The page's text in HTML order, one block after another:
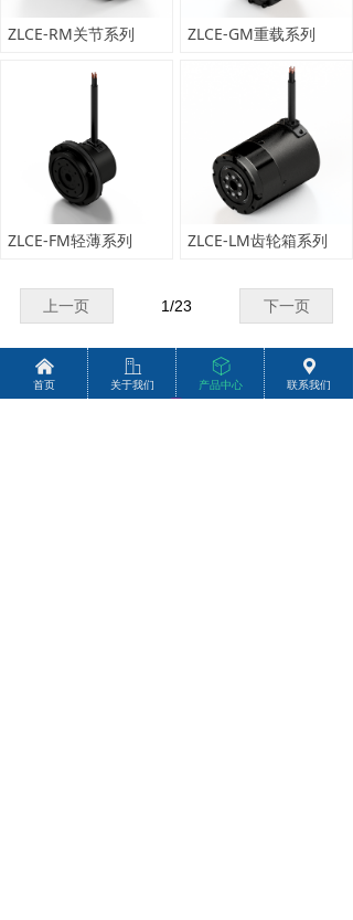
낀
首页
ꀶ
关于我们
ꁦ
产品中心
끇
联系我们
ZLCE-RM关节系列 ZLCE-GM重载系列
ZLCE-FM轻薄系列 ZLCE-LM齿轮箱系列
上一页 下一页
1/23